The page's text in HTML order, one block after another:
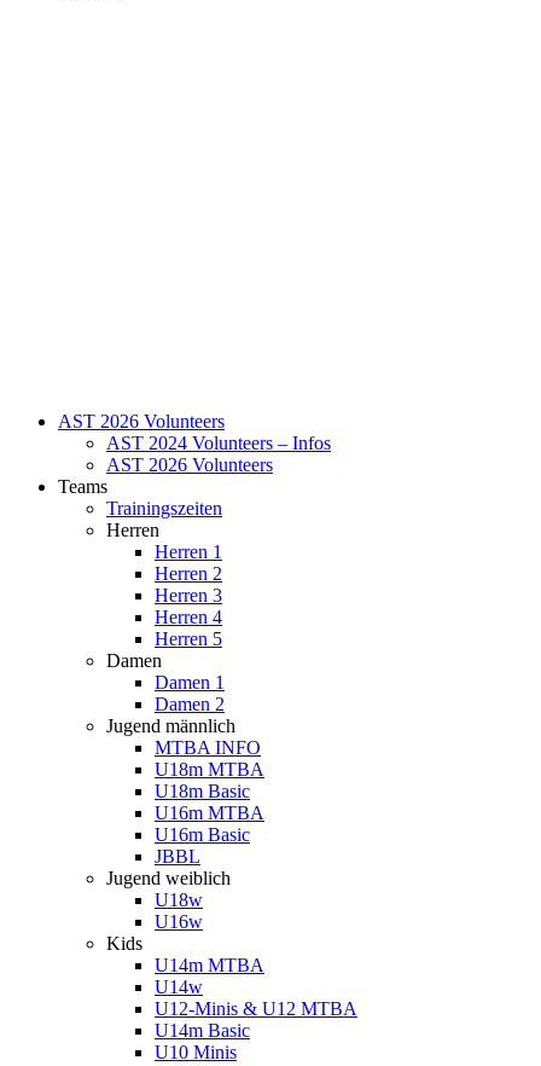
AST 2026 Volunteers
AST 2024 Volunteers – Infos
AST 2026 Volunteers
Teams
Trainingszeiten
Herren
Herren 1
Herren 2
Herren 3
Herren 4
Herren 5
Damen
Damen 1
Damen 2
Jugend männlich
MTBA INFO
U18m MTBA
U18m Basic
U16m MTBA
U16m Basic
JBBL
Jugend weiblich
U18w
U16w
Kids
U14m MTBA
U14w
U12-Minis & U12 MTBA
U14m Basic
U10 Minis